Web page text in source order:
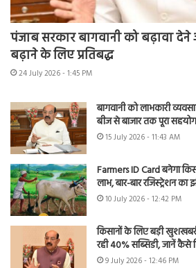
पंजाब सरकार बागवानी को बढ़ावा
बढ़ाने के लिए प्रतिबद्ध
24 July 2026 - 1:45 PM
बागवानी को लाभकारी
बीज से बाजार तक पूरा
15 July 2026 - 11:43 AM
Farmers ID Card बनेगा
लाभ, बार-बार रजिस्ट्रेशन
10 July 2026 - 12:42 PM
किसानों के लिए बड़ी
रही 40% सब्सिडी, जानें कैसे
9 July 2026 - 12:46 PM